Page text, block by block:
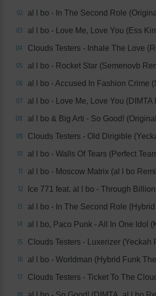
02 al l bo - In The Second Role
03 al l bo - Love Me, Love You (Ess
04 Clouds Testers - Inhale The Love
05 al l bo - Rocket Star (Semenovb
06 al l bo - Accused In Fashion Crime
07 al l bo - Love Me, Love You (DIMTA
08 al l bo & Big Arti - So Good!
09 Clouds Testers - Old Dirigible
10 al l bo - Walls Of Tears (Perfect
11 al l bo - Moscow Matrix (al l bo
12 Ice 771 feat. al l bo - Through
13 al l bo - In The Second Role
14 al l bo, Paco Punk - All In One Idol
15 Clouds Testers - Luxerizer (Yeckah
16 al l bo - Worldman (Hybrid Funk
17 Clouds Testers - Ticket To The